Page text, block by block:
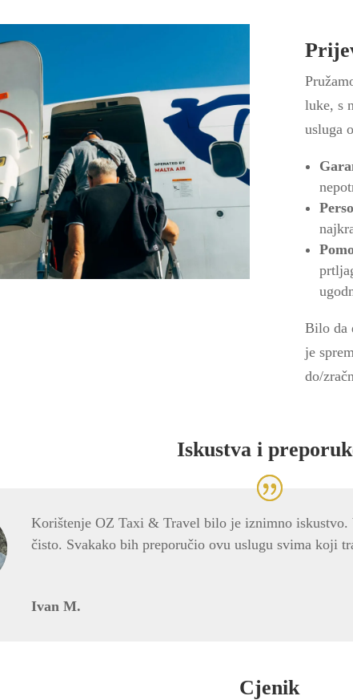
luke, s
usluga
Bilo da
je
do/
Iskustva i
Korištenje OZ Taxi & Travel bilo je iznimno
čisto. Svakako bih preporučio ovu uslugu svima koji
Ivan M.
Cjenik